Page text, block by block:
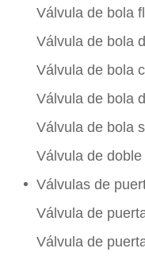
Válvula de bola
Válvulas de
Válvula de
Válvula de